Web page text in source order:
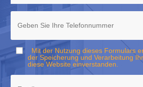
Mit der Nutzung dieses Formulars
der Speicherung und Verarbeitung
diese Website einverstanden.